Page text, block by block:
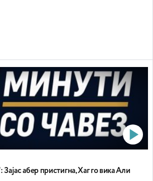
Зајас абер пристигна, Хаг го вика Али